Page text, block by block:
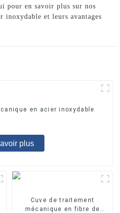
pour en savoir plus sur nos
inoxydable et leurs avantages
en acier inoxydable
plus
Cuve de traitement
mécanique en fibre de